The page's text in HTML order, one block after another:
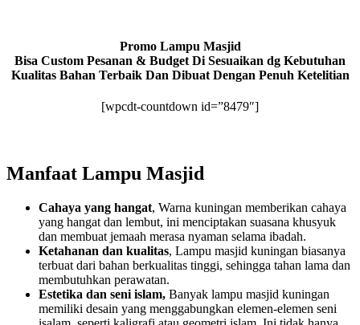
Promo Lampu Masjid
Bisa Custom Pesanan & Budget Di Sesuaikan dg Kebutuhan
Kualitas Bahan Terbaik Dan Dibuat Dengan Penuh Ketelitian
[wpcdt-countdown id=”8479″]
Manfaat Lampu Masjid
Cahaya yang hangat, Warna kuningan memberikan cahaya
yang hangat dan lembut, ini menciptakan suasana khusyuk
dan membuat jemaah merasa nyaman selama ibadah.
Ketahanan dan kualitas, Lampu masjid kuningan biasanya
terbuat dari bahan berkualitas tinggi, sehingga tahan lama dan
membutuhkan perawatan.
Estetika dan seni islam, Banyak lampu masjid kuningan
memiliki desain yang menggabungkan elemen-elemen seni